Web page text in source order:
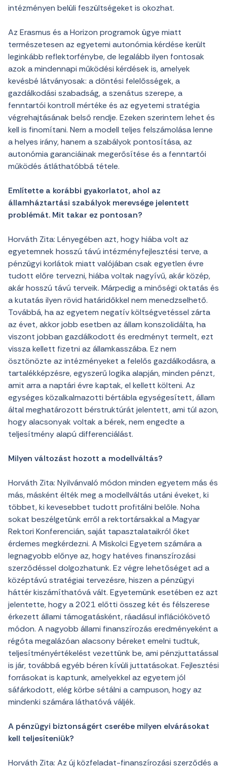
intézményen belüli feszültségeket is okozhat.
Az Erasmus és a Horizon programok ügye miatt
természetesen az egyetemi autonómia kérdése került
leginkább reflektorfénybe, de legalább ilyen fontosak
azok a mindennapi működési kérdések is, amelyek
kevésbé látványosak: a döntési felelősségek, a
gazdálkodási szabadság, a szenátus szerepe, a
fenntartói kontroll mértéke és az egyetemi stratégia
végrehajtásának belső rendje. Ezeken szerintem lehet és
kell is finomítani. Nem a modell teljes felszámolása lenne
a helyes irány, hanem a szabályok pontosítása, az
autonómia garanciáinak megerősítése és a fenntartói
működés átláthatóbbá tétele.
Említette a korábbi gyakorlatot, ahol az
államháztartási szabályok merevsége jelentett
problémát. Mit takar ez pontosan?
Horváth Zita: Lényegében azt, hogy hiába volt az
egyetemnek hosszú távú intézményfejlesztési terve, a
pénzügyi korlátok miatt valójában csak egyetlen évre
tudott előre tervezni, hiába voltak nagyívű, akár közép,
akár hosszú távú terveik. Márpedig a minőségi oktatás és
a kutatás ilyen rövid határidőkkel nem menedzselhető.
Továbbá, ha az egyetem negatív költségvetéssel zárta
az évet, akkor jobb esetben az állam konszolidálta, ha
viszont jobban gazdálkodott és eredményt termelt, ezt
vissza kellett fizetni az államkasszába. Ez nem
ösztönözte az intézményeket a felelős gazdálkodásra, a
tartalékképzésre, egyszerű logika alapján, minden pénzt,
amit arra a naptári évre kaptak, el kellett költeni. Az
egységes közalkalmazotti bértábla egységesített, állam
által meghatározott bérstruktúrát jelentett, ami túl azon,
hogy alacsonyak voltak a bérek, nem engedte a
teljesítmény alapú differenciálást.
Milyen változást hozott a modellváltás?
Horváth Zita: Nyilvánvaló módon minden egyetem más és
más, másként élték meg a modellváltás utáni éveket, ki
többet, ki kevesebbet tudott profitálni belőle. Noha
sokat beszélgetünk erről a rektortársakkal a Magyar
Rektori Konferencián, saját tapasztalataikról őket
érdemes megkérdezni. A Miskolci Egyetem számára a
legnagyobb előnye az, hogy hatéves finanszírozási
szerződéssel dolgozhatunk. Ez végre lehetőséget ad a
középtávú stratégiai tervezésre, hiszen a pénzügyi
háttér kiszámíthatóvá vált. Egyetemünk esetében ez azt
jelentette, hogy a 2021 előtti összeg két és félszerese
érkezett állami támogatásként, ráadásul inflációkövető
módon. A nagyobb állami finanszírozás eredményeként a
régóta megalázóan alacsony béreket emelni tudtuk,
teljesítményértékelést vezettünk be, ami pénzjuttatással
is jár, továbbá egyéb béren kívüli juttatásokat. Fejlesztési
forrásokat is kaptunk, amelyekkel az egyetem jól
sáfárkodott, elég körbe sétálni a campuson, hogy az
mindenki számára láthatóvá váljék.
A pénzügyi biztonságért cserébe milyen elvárásokat
kell teljesíteniük?
Horváth Zita: Az új közfeladat-finanszírozási szerződés a